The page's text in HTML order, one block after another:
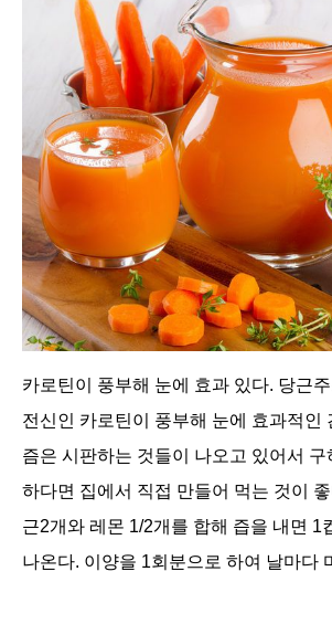
카로틴이 풍부해 눈에 효과 있다. 당근
전신인 카로틴이 풍부해 눈에 효과적인
즘은 시판하는 것들이 나오고 있어서
하다면 집에서 직접 만들어 먹는 것이
근2개와 레몬 1/2개를 합해 즙을 내면 1
나온다. 이양을 1회분으로 하여 날마다